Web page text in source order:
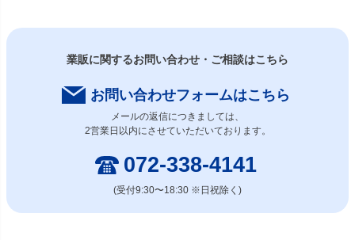
業販に関するお問い合わせ・ご相談はこちら
お問い合わせフォームはこちら
メールの返信につきましては、
2営業日以内にさせていただいております。
072-338-4141
(受付9:30〜18:30 ※日祝除く)